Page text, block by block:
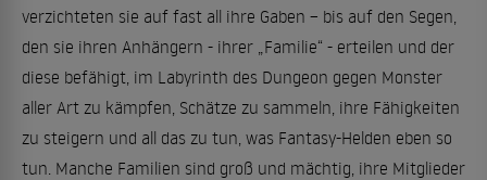
verzichteten sie auf fast all ihre Gaben – bis auf den Segen,
den sie ihren Anhängern - ihrer „Familie“ - erteilen und der
diese befähigt, im Labyrinth des Dungeon gegen Monster
aller Art zu kämpfen, Schätze zu sammeln, ihre Fähigkeiten
zu steigern und all das zu tun, was Fantasy-Helden eben so
tun. Manche Familien sind groß und mächtig, ihre Mitglieder